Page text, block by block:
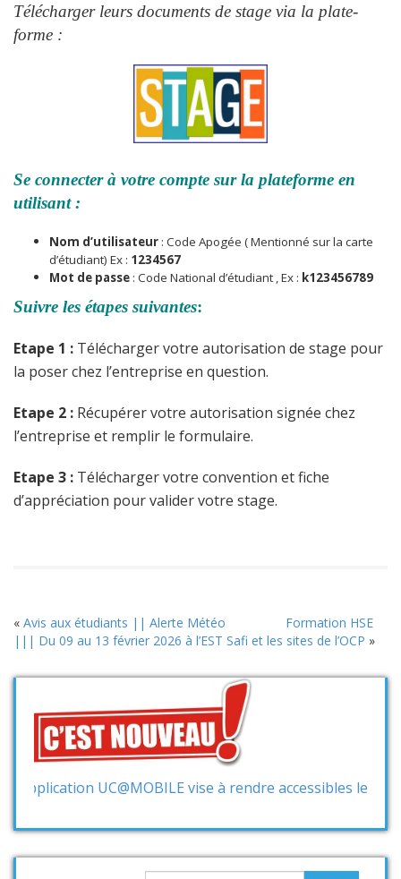
Télécharger leurs documents de stage via la plate-
forme :
Se connecter à votre compte sur la plateforme en
utilisant :
Nom d’utilisateur : Code Apogée ( Mentionné sur la carte
d’étudiant) Ex : 1234567
Mot de passe : Code National d’étudiant , Ex : k123456789
Suivre les étapes suivantes:
Etape 1 : Télécharger votre autorisation de stage pour
la poser chez l’entreprise en question.
Etape 2 : Récupérer votre autorisation signée chez
l’entreprise et remplir le formulaire.
Etape 3 : Télécharger votre convention et fiche
d’appréciation pour valider votre stage.
« Avis aux étudiants || Alerte Météo
Formation HSE
||| Du 09 au 13 février 2026 à l’EST Safi et les sites de l’OCP »
UC@MOBILE vise à rendre accessibles les